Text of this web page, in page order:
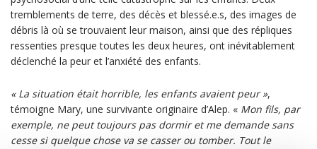
tremblements de terre, des décès et blessé.e.s, des images de
débris là où se trouvaient leur maison, ainsi que des répliques
ressenties presque toutes les deux heures, ont inévitablement
déclenché la peur et l’anxiété des enfants.
« La situation était horrible, les enfants avaient peur »,
témoigne Mary, une survivante originaire d’Alep. « Mon fils, par
exemple, ne peut toujours pas dormir et me demande sans
cesse si quelque chose va se casser ou tomber. Tout le